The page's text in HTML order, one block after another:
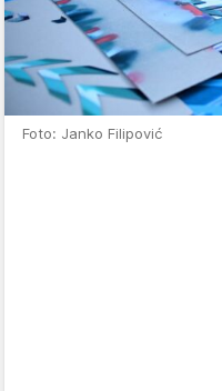
Foto: Janko Filipović